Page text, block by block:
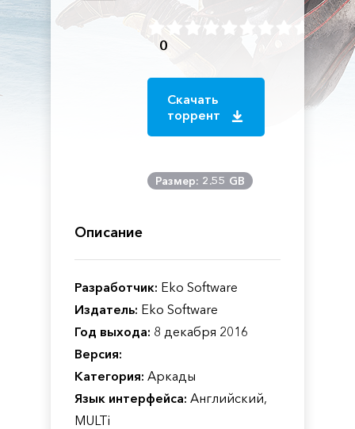
0
Скачать
торрент
Размер: 2.55 GB
Описание
Разработчик: Eko Software
Издатель: Eko Software
Год выхода: 8 декабря 2016
Версия:
Категория: Аркады
Язык интерфейса: Английский,
MULTi